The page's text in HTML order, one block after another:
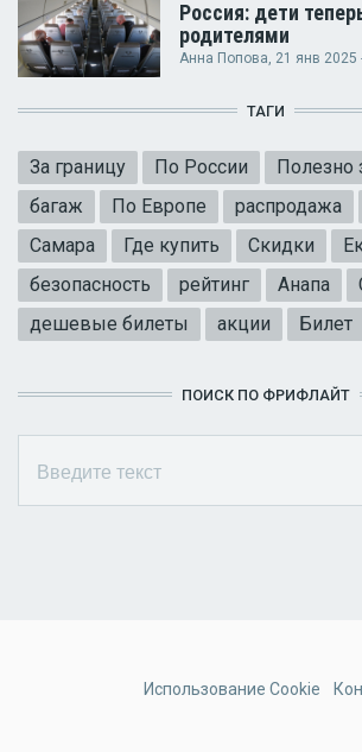
Россия: дети
родителями
Анна Попова, 21 янв 2025
ТАГИ
За границу По России Полезно
багаж
По Европе распродажа
Самара
Где купить Скидки
безопасность
рейтинг Анапа
дешевые билеты
акции Билет
ПОИСК ПО ФРИФЛАЙТ
Использование Cookie